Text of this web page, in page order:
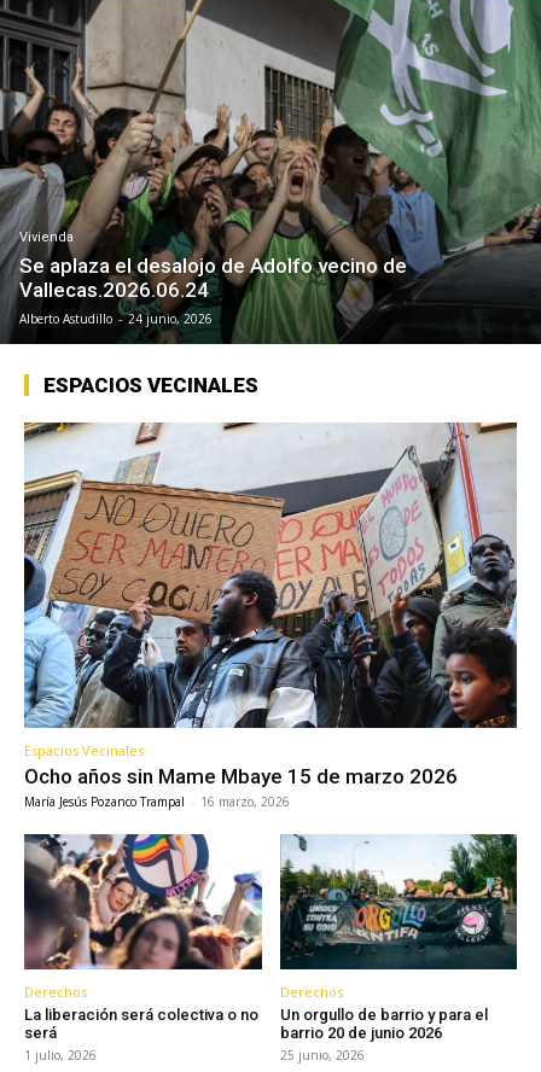
Vivienda
Se aplaza el desalojo de Adolfo vecino de
Vallecas.2026.06.24
Alberto Astudillo - 24 junio, 2026
ESPACIOS VECINALES
Espacios Vecinales
Ocho años sin Mame Mbaye 15 de marzo 2026
María Jesús Pozanco Trampal - 16 marzo, 2026
Derechos
La liberación será colectiva o no
será
1 julio, 2026
Derechos
Un orgullo de barrio y para el
barrio 20 de junio 2026
25 junio, 2026